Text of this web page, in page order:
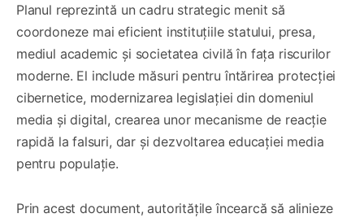
Planul reprezintă un cadru strategic menit să
coordoneze mai eficient instituțiile statului, presa,
mediul academic și societatea civilă în fața riscurilor
moderne. El include măsuri pentru întărirea protecției
cibernetice, modernizarea legislației din domeniul
media și digital, crearea unor mecanisme de reacție
rapidă la falsuri, dar și dezvoltarea educației media
pentru populație.
Prin acest document, autoritățile încearcă să alinieze